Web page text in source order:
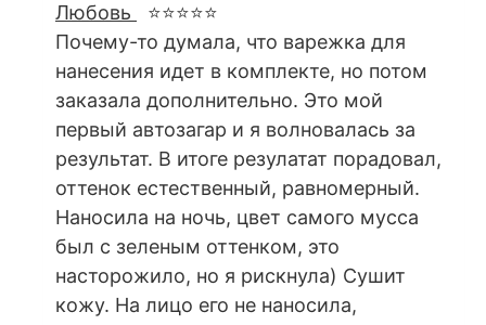
Любовь
⭐⭐⭐⭐⭐
Почему-то думала, что варежка для
нанесения идет в комплекте, но потом
заказала дополнительно. Это мой
первый автозагар и я волновалась за
результат. В итоге резулатат порадовал,
оттенок естественный, равномерный.
Наносила на ночь, цвет самого мусса
был с зеленым оттенком, это
насторожило, но я рискнула) Сушит
кожу. На лицо его не наносила,